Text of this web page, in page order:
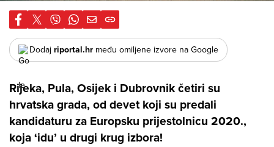
Dodaj riportal.hr među omiljene izvore na Google
Rijeka, Pula, Osijek i Dubrovnik četiri su
hrvatska grada, od devet koji su predali
kandidaturu za Europsku prijestolnicu 2020.,
koja ‘idu’ u drugi krug izbora!